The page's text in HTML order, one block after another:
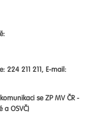
224 211 211, E-mail:
se ZP MV ČR -
a OSVČ)